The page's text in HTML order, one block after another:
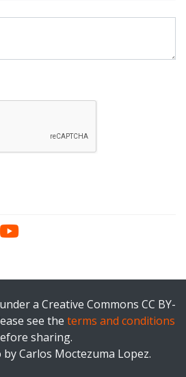
YouTube
a Creative Commons CC BY-
see the terms and conditions
sharing.
Carlos Moctezuma Lopez.